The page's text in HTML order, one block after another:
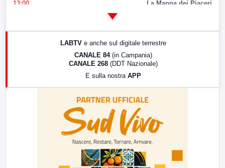
13:00 La Mappa dei Piaceri
LABTV e anche sul digitale terrestre
CANALE 84 (in Campania)
CANALE 268 (DDT Nazionale)
E sulla nostra APP